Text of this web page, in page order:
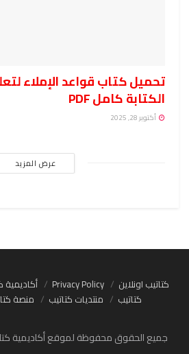
تحميل كتاب قواعد الإملاء
الكتابة كامل PDF
أكتوبر 28, 2025
عرض المزيد
كتاتيب اونلاين Privacy Policy أكاديمية
كتاتيب
منتديات كتاتيب منصة
جميع الحقوق محفوظة لموقع أكاديمية كتاتيب مصر